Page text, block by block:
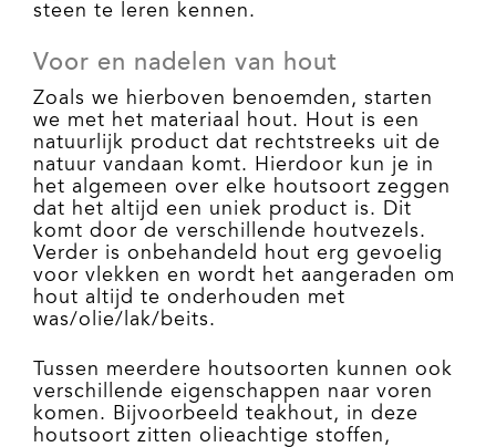
steen te leren kennen.
Voor en nadelen van hout
Zoals we hierboven benoemden, starten
we met het materiaal hout. Hout is een
natuurlijk product dat rechtstreeks uit de
natuur vandaan komt. Hierdoor kun je in
het algemeen over elke houtsoort zeggen
dat het altijd een uniek product is. Dit
komt door de verschillende houtvezels.
Verder is onbehandeld hout erg gevoelig
voor vlekken en wordt het aangeraden om
hout altijd te onderhouden met
was/olie/lak/beits.
Tussen meerdere houtsoorten kunnen ook
verschillende eigenschappen naar voren
komen. Bijvoorbeeld teakhout, in deze
houtsoort zitten olieachtige stoffen,